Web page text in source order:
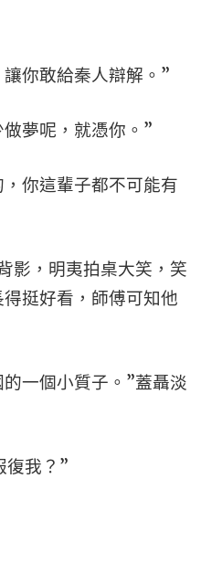
你敢給秦人辯解。”
夢呢，就憑你。”
你這輩子都不可能有
影，明夷拍桌大笑，笑
挺好看，師傅可知他
一個小質子。”蓋聶淡
復我？”